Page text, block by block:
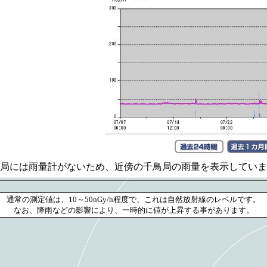
には雨量計がないため、近傍の千鳥局の雨量を表示してい
通常の測定値は、10～50nGy/h程度で、これは自然放射線のレベルです。
なお、降雨などの影響により、一時的に値が上昇する事があります。